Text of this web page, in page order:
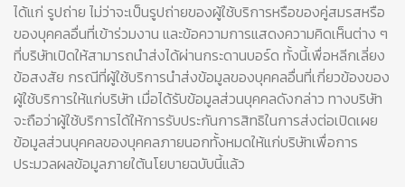
ได้แก่ รูปถ่าย ไม่ว่าจะเป็นรูปถ่ายของผู้ใช้บริการหรือของคู่สมรสหรือ
ของบุคคลอื่นที่เข้าร่วมงาน และข้อความการแสดงความคิดเห็นต่าง ๆ
ที่บริษัทเปิดให้สามารถนำส่งได้ผ่านกระดานบอร์ด ทั้งนี้เพื่อหลีกเลี่ยง
ข้อสงสัย กรณีที่ผู้ใช้บริการนำส่งข้อมูลของบุคคลอื่นที่เกี่ยวข้องของ
ผู้ใช้บริการให้แก่บริษัท เมื่อได้รับข้อมูลส่วนบุคคลดังกล่าว ทางบริษัท
จะถือว่าผู้ใช้บริการได้ให้การรับประกันการสิทธิในการส่งต่อเปิดเผย
ข้อมูลส่วนบุคคลของบุคคลภายนอกทั้งหมดให้แก่บริษัทเพื่อการ
ประมวลผลข้อมูลภายใต้นโยบายฉบับนี้แล้ว